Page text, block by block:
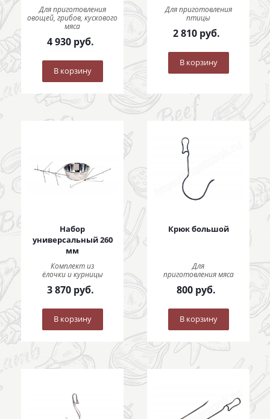
Для приготовления
овощей, грибов, кускового
мяса
4 930руб.
В корзину
Для приготовления
птицы
2 810руб.
В корзину
Набор
универсальный 260
мм
Комплект из
ёлочки и курницы
3 870руб.
В корзину
Крюк большой
Для
приготовления мяса
800 руб.
В корзину